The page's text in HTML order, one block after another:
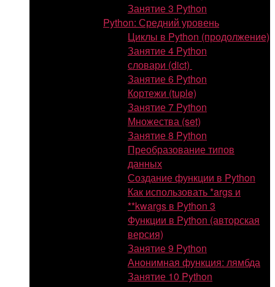
Занятие 3 Python
Python: Средний уровень
Циклы в Python (продолжение)
Занятие 4 Python
словари (dict)
Занятие 6 Python
Кортежи (tuple)
Занятие 7 Python
Множества (set)
Занятие 8 Python
Преобразование типов
данных
Создание функции в Python
Как использовать *args и
**kwargs в Python 3
Функции в Python (авторская
версия)
Занятие 9 Python
Анонимная функция: лямбда
Занятие 10 Python